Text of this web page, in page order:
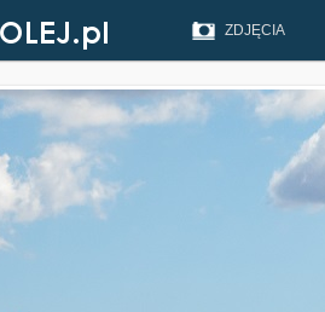
ZDJĘCIA